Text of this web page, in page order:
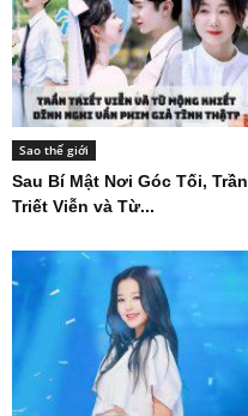
Sao thế giới
Sau Bí Mật Nơi Góc Tối, Trần
Triết Viễn và Từ...